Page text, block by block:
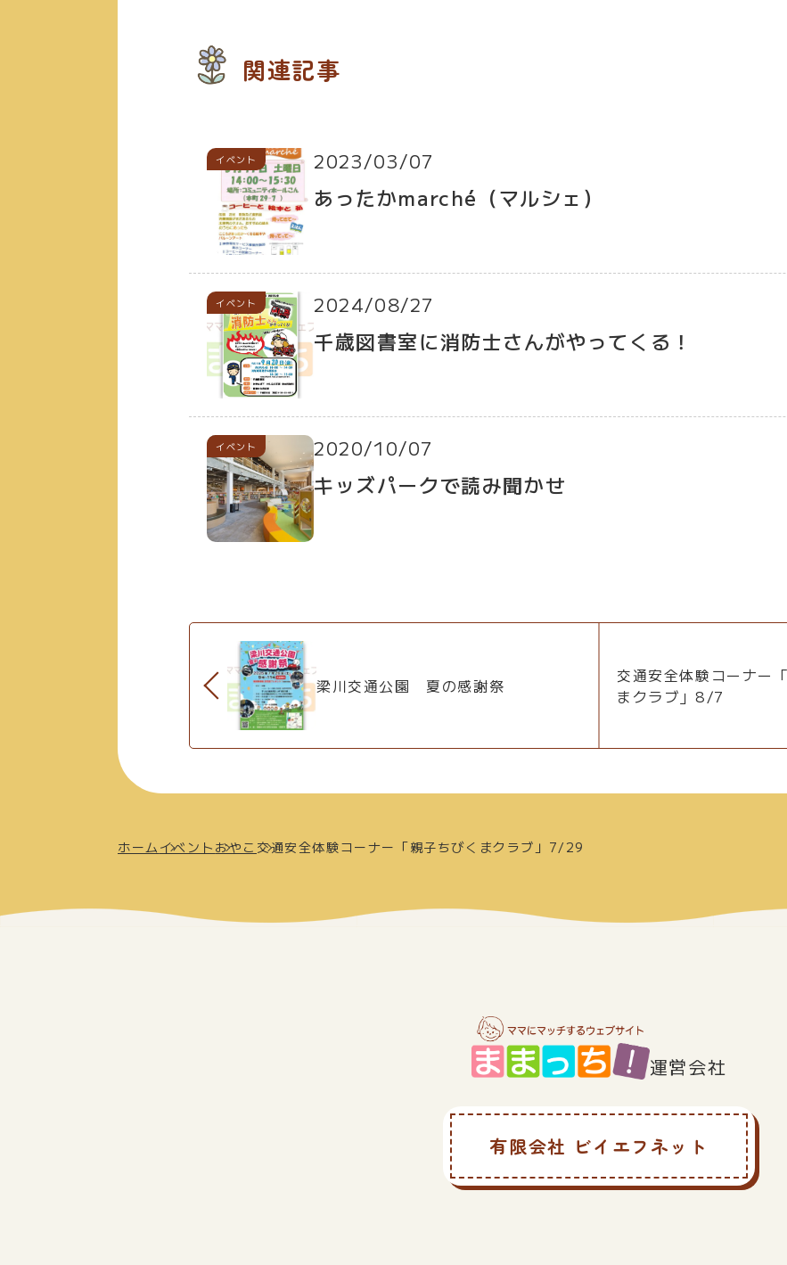
関連記事
イベント 2023/03/07
あったかmarché（マルシェ）
イベント 2024/08/27
千歳図書室に消防士さんがやってくる！
イベント 2020/10/07
キッズパークで読み聞かせ
梁川交通公園 夏の感謝祭
交通安全体験コーナー
まクラブ」8/7
ホーム イベント おやこ 交通安全体験コーナー「親子ちびくまクラブ」7/29
運営会社
有限会社 ビイエフネット